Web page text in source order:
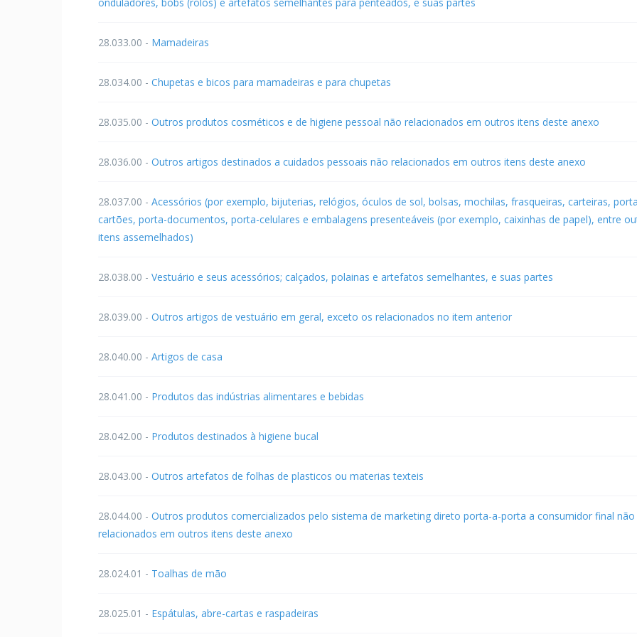
28.033.00 - Mamadeiras
28.034.00 - Chupetas e bicos para mamadeiras e para chupetas
28.035.00 - Outros produtos cosméticos e de higiene pessoal não relacionados em outros itens deste anexo
28.036.00 - Outros artigos destinados a cuidados pessoais não relacionados em outros itens deste anexo
28.037.00 - Acessórios (por exemplo, bijuterias, relógios, óculos de sol, bolsas, mochilas, frasqueiras, carteiras,
cartões, porta-documentos, porta-celulares e embalagens presenteáveis (por exemplo, caixinhas de papel), entre
itens assemelhados)
28.038.00 - Vestuário e seus acessórios; calçados, polainas e artefatos semelhantes, e suas partes
28.039.00 - Outros artigos de vestuário em geral, exceto os relacionados no item anterior
28.040.00 - Artigos de casa
28.041.00 - Produtos das indústrias alimentares e bebidas
28.042.00 - Produtos destinados à higiene bucal
28.043.00 - Outros artefatos de folhas de plasticos ou materias texteis
28.044.00 - Outros produtos comercializados pelo sistema de marketing direto porta-a-porta a consumidor final não
relacionados em outros itens deste anexo
28.024.01 - Toalhas de mão
28.025.01 - Espátulas, abre-cartas e raspadeiras